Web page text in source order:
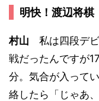
明快！渡辺将棋
村山 私は四段デ
戦だったんですが
分。気合が入って
絡したら「じゃあ